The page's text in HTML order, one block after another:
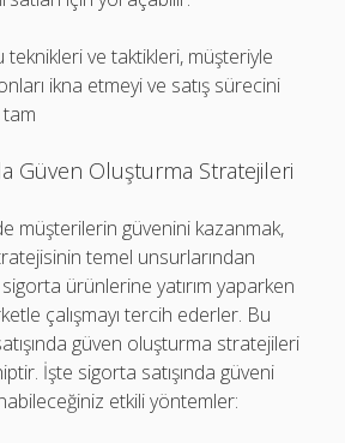
teknikleri ve taktikleri, müşteriyle
ikna etmeyi ve satış sürecini
tam
Güven Oluşturma Stratejileri
müşterilerin güvenini kazanmak,
temel unsurlarından
ürünlerine yatırım yaparken
çalışmayı tercih ederler. Bu
güven oluşturma stratejileri
İşte sigorta satışında güveni
etkili yöntemler: